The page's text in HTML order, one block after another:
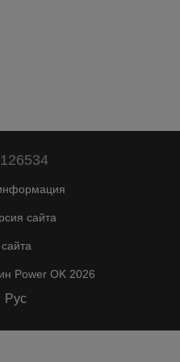
сайта
Power OK 2026
Рус